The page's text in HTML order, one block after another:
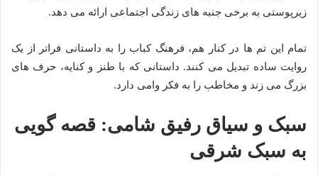
زیرپوستی به برخی جنبه های زندگی اجتماعی ارائه می دهد.
تمام این تم ها در کنار هم، فرهنگ کباب را به داستانی فراتر از یک
روایت ساده تبدیل می کنند. داستانی که با طنز و کنایه، حرف های
بزرگ می زند و مخاطب را به فکر وامی دارد.
سبک و سیاق رفیق شامی: قصه گویی
به سبک شرقی